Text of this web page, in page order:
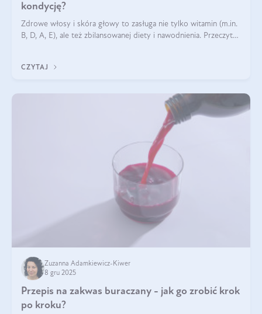
kondycję?
Zdrowe włosy i skóra głowy to zasługa nie tylko witamin (m.in.
B, D, A, E), ale też zbilansowanej diety i nawodnienia. Przeczytaj
CZYTAJ
Zuzanna Adamkiewicz-Kiwer
8 gru 2025
Przepis na zakwas buraczany - jak go zrobić krok
po kroku?